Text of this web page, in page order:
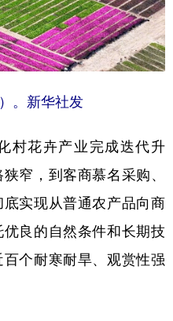
。新华社发
花卉产业完成迭代升
窄，到客商慕名采购、
实现从普通农产品向商
良的自然条件和长期技
个耐寒耐旱、观赏性强